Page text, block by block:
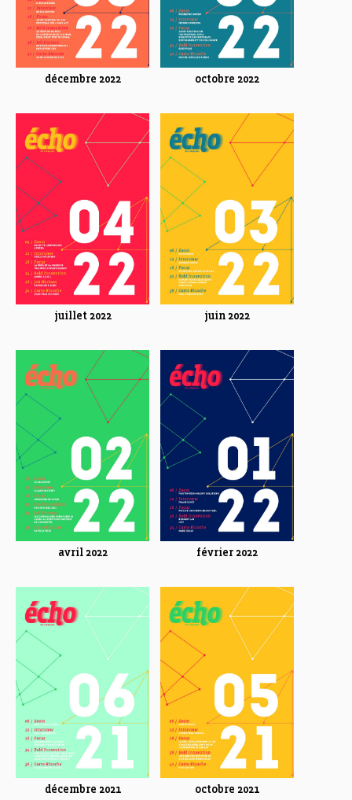
décembre 2022 octobre 2022
juillet 2022 juin 2022
avril 2022 février 2022
décembre 2021 octobre 2021